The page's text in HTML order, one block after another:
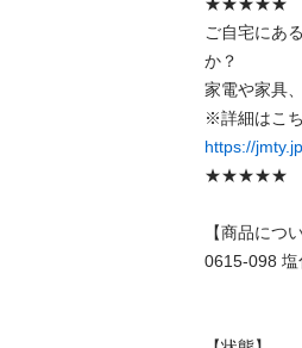
ご自宅にあ
か？
家電や家具
https://
★★★★★
【商品につ
0615-098 塩